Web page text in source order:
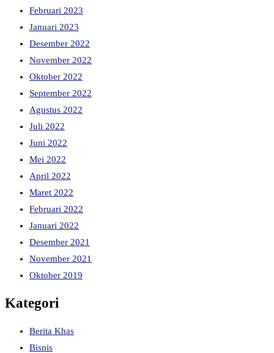
Februari 2023
Januari 2023
Desember 2022
November 2022
Oktober 2022
September 2022
Agustus 2022
Juli 2022
Juni 2022
Mei 2022
April 2022
Maret 2022
Februari 2022
Januari 2022
Desember 2021
November 2021
Oktober 2019
Kategori
Berita Khas
Bisnis